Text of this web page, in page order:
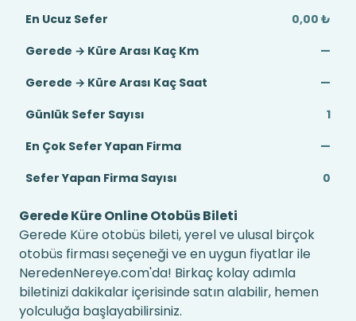
En Ucuz Sefer
0,00 ₺
Gerede → Küre Arası Kaç Km
—
Gerede → Küre Arası Kaç Saat
—
Günlük Sefer Sayısı
1
En Çok Sefer Yapan Firma
—
Sefer Yapan Firma Sayısı
0
Gerede Küre Online Otobüs Bileti
Gerede Küre otobüs bileti, yerel ve ulusal birçok
otobüs firması seçeneği ve en uygun fiyatlar ile
NeredenNereye.com'da! Birkaç kolay adımla
biletinizi dakikalar içerisinde satın alabilir, hemen
yolculuğa başlayabilirsiniz.